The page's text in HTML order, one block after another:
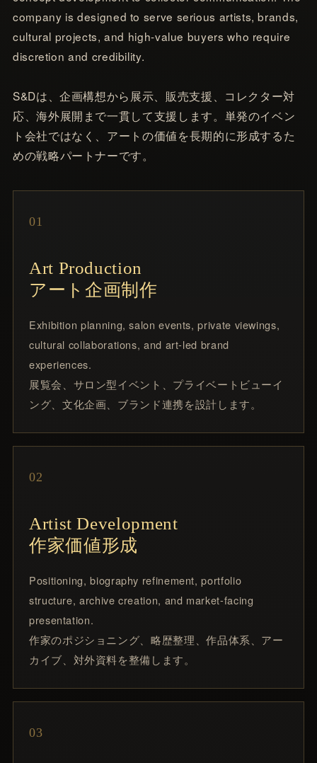
company is designed to serve serious artists, brands,
cultural projects, and high-value buyers who require
discretion and credibility.
S&Dは、企画構想から展示、販売支援、コレクター対
応、海外展開まで一貫して支援します。単発のイベン
ト会社ではなく、アートの価値を長期的に形成するた
めの戦略パートナーです。
01
Art Production
アート企画制作
Exhibition planning, salon events, private viewings,
cultural collaborations, and art-led brand
experiences.
展覧会、サロン型イベント、プライベートビューイ
ング、文化企画、ブランド連携を設計します。
02
Artist Development
作家価値形成
Positioning, biography refinement, portfolio
structure, archive creation, and market-facing
presentation.
作家のポジショニング、略歴整理、作品体系、アー
カイブ、対外資料を整備します。
03